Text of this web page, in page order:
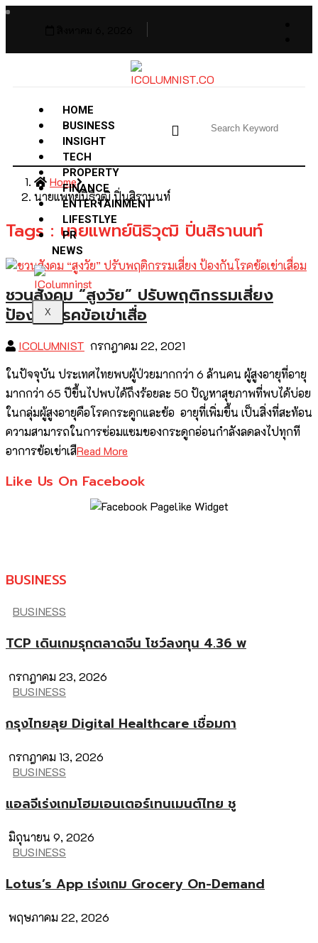
HOME
BUSINESS
INSIGHT
TECH
PROPERTY
FINANCE
ENTERTAINMENT
LIFESTLYE
PR
NEWS
X
Home
นายแพทย์นิธิวุฒิ ปิ่นสิรานนท์
Tags : นายแพทย์นิธิวุฒิ ปิ่นสิรานนท์
ชวนสังคม “สูงวัย” ปรับพฤติกรรมเสี่ยง
ป้องกันโรคข้อเข่าเสื่อ
ICOLUMNIST กรกฎาคม 22, 2021
ในปัจจุบัน ประเทศไทยพบผู้ป่วยมากกว่า 6 ล้านคน ผู้สูงอายุที่อายุ
มากกว่า 65 ปีขึ้นไปพบได้ถึงร้อยละ 50 ปัญหาสุขภาพที่พบได้บ่อย
ในกลุ่มผู้สูงอายุคือโรคกระดูกและข้อ อายุที่เพิ่มขึ้น เป็นสิ่งที่สะท้อน
ความสามารถในการซ่อมแซมของกระดูกอ่อนกำลังลดลงไปทุกที
อาการข้อเข่าเสืRead More
Like Us On Facebook
BUSINESS
BUSINESS
TCP เดินเกมรุกตลาดจีน โชว์ลงทุน 4.36 พ
กรกฎาคม 23, 2026
BUSINESS
กรุงไทยลุย Digital Healthcare เชื่อมกา
กรกฎาคม 13, 2026
BUSINESS
แอลจีเร่งเกมโฮมเอนเตอร์เทนเมนต์ไทย ชู
มิถุนายน 9, 2026
BUSINESS
Lotus’s App เร่งเกม Grocery On-Demand
พฤษภาคม 22, 2026